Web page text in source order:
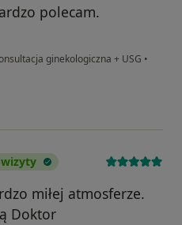
polecam.
ginekologiczna + USG •
miłej atmosferze.
Doktor